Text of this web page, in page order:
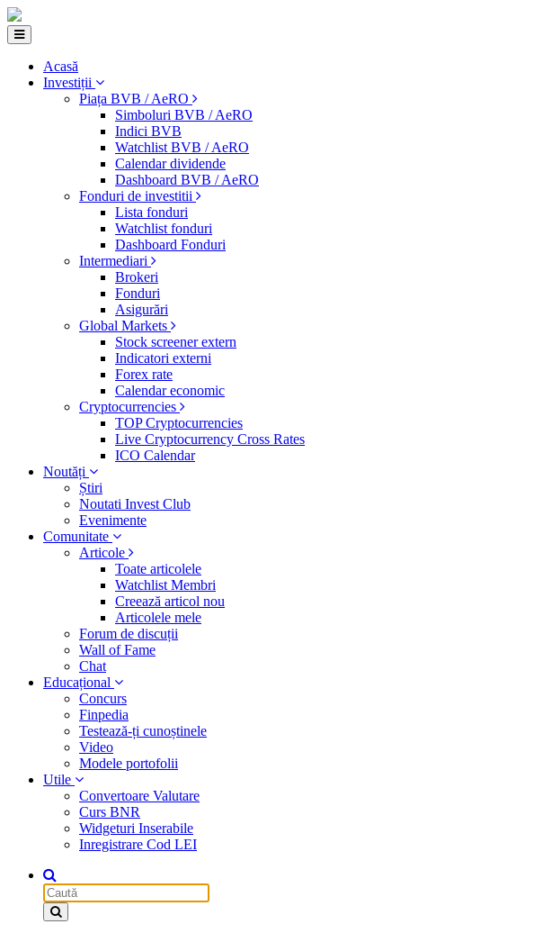
Acasă
Investiții
Piața BVB / AeRO
Simboluri BVB / AeRO
Indici BVB
Watchlist BVB / AeRO
Calendar dividende
Dashboard BVB / AeRO
Fonduri de investitii
Lista fonduri
Watchlist fonduri
Dashboard Fonduri
Intermediari
Brokeri
Fonduri
Asigurări
Global Markets
Stock screener extern
Indicatori externi
Forex rate
Calendar economic
Cryptocurrencies
TOP Cryptocurrencies
Live Cryptocurrency Cross Rates
ICO Calendar
Noutăți
Știri
Noutati Invest Club
Evenimente
Comunitate
Articole
Toate articolele
Watchlist Membri
Creează articol nou
Articolele mele
Forum de discuții
Wall of Fame
Chat
Educațional
Concurs
Finpedia
Testează-ți cunoștinele
Video
Modele portofolii
Utile
Convertoare Valutare
Curs BNR
Widgeturi Inserabile
Inregistrare Cod LEI